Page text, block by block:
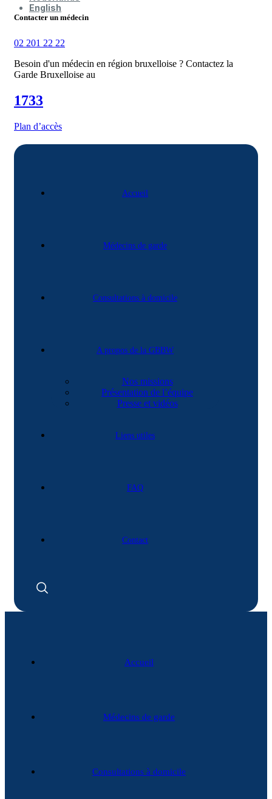
English
Contacter un médecin
02 201 22 22
Besoin d'un médecin en région bruxelloise ? Contactez la
Garde Bruxelloise au
1733
Plan d’accès
Accueil
Médecins de garde
Consultations à domicile
A propos de la GBBW
Nos missions
Présentation de l’équipe
Presse et vidéos
Liens utiles
FAQ
Contact
Accueil
Médecins de garde
Consultations à domicile